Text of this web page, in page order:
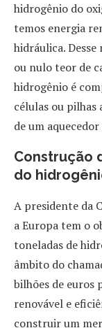
hidrogênio do
temos energia
hidráulica.
ou nulo teor de
hidrogênio é
células ou
de um
Construção
do
A presidente da
a Europa tem o
toneladas de
âmbito do
bilhões de euros
renovável e
construir um